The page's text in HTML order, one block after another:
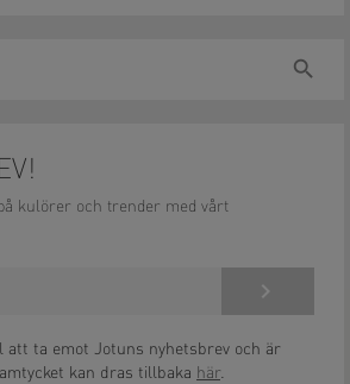
sök
kulörer och trender med vårt
att ta emot Jotuns nyhetsbrev och är
kan dras tillbaka här